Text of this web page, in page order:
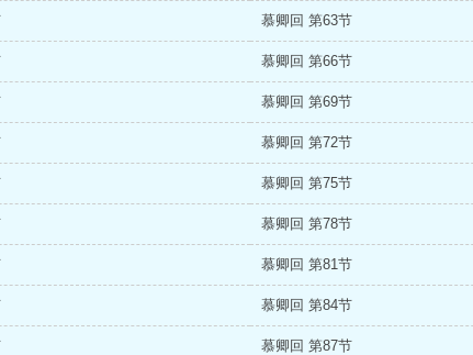
慕卿回 第63节
慕卿回 第66节
慕卿回 第69节
慕卿回 第72节
慕卿回 第75节
慕卿回 第78节
慕卿回 第81节
慕卿回 第84节
慕卿回 第87节